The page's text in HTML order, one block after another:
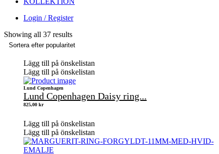
Login / Register
Showing all 37 results
Lägg till på önskelistan
Lägg till på önskelistan
Lund Copenhagen
Lund Copenhagen Daisy ring...
825,00 kr
Lägg till på önskelistan
Lägg till på önskelistan